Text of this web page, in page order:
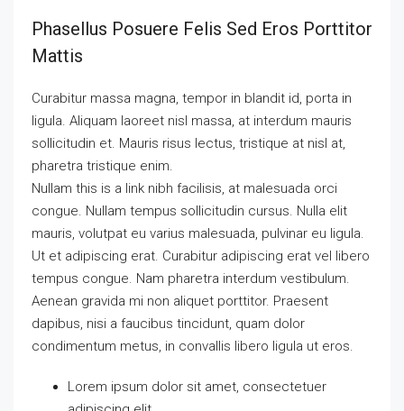
Phasellus Posuere Felis Sed Eros Porttitor
Mattis
Curabitur massa magna, tempor in blandit id, porta in
ligula. Aliquam laoreet nisl massa, at interdum mauris
sollicitudin et. Mauris risus lectus, tristique at nisl at,
pharetra tristique enim.
Nullam this is a link nibh facilisis, at malesuada orci
congue. Nullam tempus sollicitudin cursus. Nulla elit
mauris, volutpat eu varius malesuada, pulvinar eu ligula.
Ut et adipiscing erat. Curabitur adipiscing erat vel libero
tempus congue. Nam pharetra interdum vestibulum.
Aenean gravida mi non aliquet porttitor. Praesent
dapibus, nisi a faucibus tincidunt, quam dolor
condimentum metus, in convallis libero ligula ut eros.
Lorem ipsum dolor sit amet, consectetuer